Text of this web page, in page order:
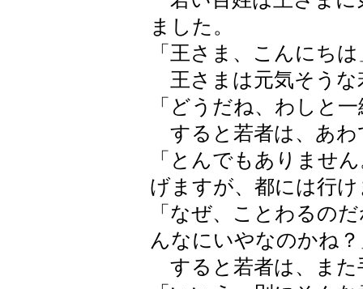
ました。
「王さま、こんにちは
王さまは元気そうな
「どうだね、わしと
すると若者は、あわ
「とんでもありませ
げますが、都には行
「なぜ、ことわるの
んなにいやなのかね
すると若者は、また